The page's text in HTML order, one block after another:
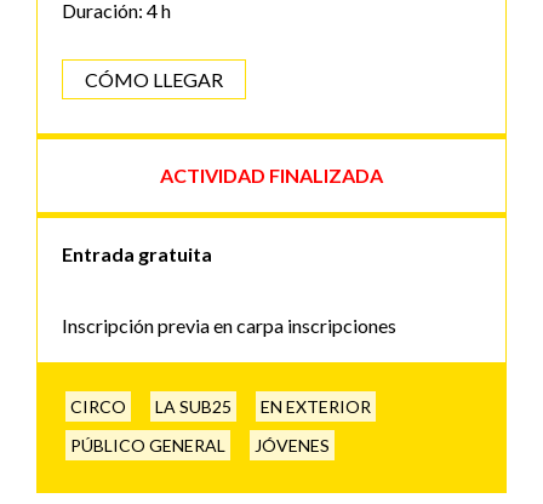
Duración: 4 h
CÓMO LLEGAR
ACTIVIDAD FINALIZADA
Entrada gratuita
Inscripción previa en carpa inscripciones
CIRCO LA SUB25
EN EXTERIOR
PÚBLICO GENERAL
JÓVENES